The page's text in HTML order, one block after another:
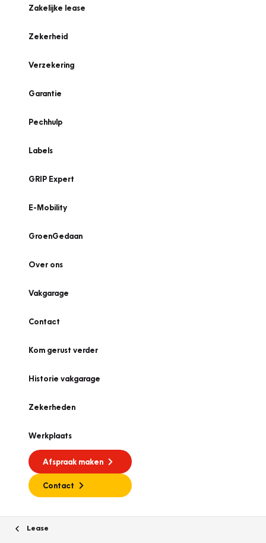
Zakelijke lease
Zekerheid
Verzekering
Garantie
Pechhulp
Labels
GRIP Expert
E-Mobility
GroenGedaan
Over ons
Vakgarage
Contact
Kom gerust verder
Historie vakgarage
Zekerheden
Werkplaats
Afspraak maken
Contact
Lease